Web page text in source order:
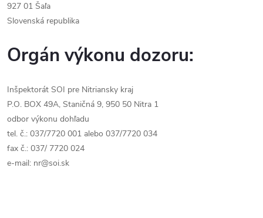
927 01 Šaľa
Slovenská republika
Orgán výkonu dozoru:
Inšpektorát SOI pre Nitriansky kraj
P.O. BOX 49A, Staničná 9, 950 50 Nitra 1
odbor výkonu dohľadu
tel. č.: 037/7720 001 alebo 037/7720 034
fax č.: 037/ 7720 024
e-mail: nr@soi.sk